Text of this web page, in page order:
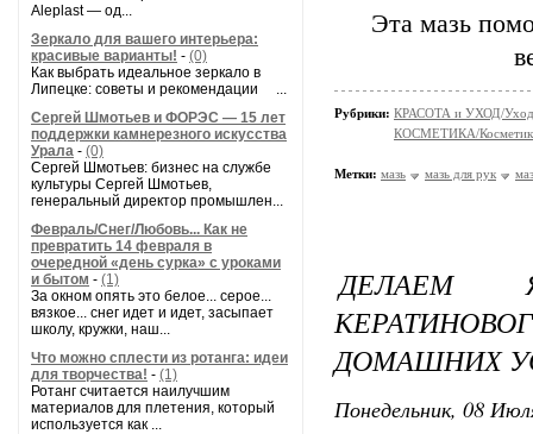
Aleplast — од...
Зеркало для вашего интерьера:
красивые варианты! - (0)
Как выбрать идеальное зеркало в
Липецке: советы и рекомендации ...
Сергей Шмотьев и ФОРЭС — 15 лет
поддержки камнерезного искусства
Урала - (0)
Сергей Шмотьев: бизнес на службе
культуры Сергей Шмотьев,
генеральный директор промышлен...
Февраль/Снег/Любовь... Как не
превратить 14 февраля в
очередной «день сурка» с уроками
и бытом - (1)
За окном опять это белое... серое...
вязкое... снег идет и идет, засыпает
школу, кружки, наш...
Что можно сплести из ротанга: идеи
для творчества! - (1)
Ротанг считается наилучшим
материалов для плетения, который
используется как ...
Эта мазь
Рубрики: КРАСОТА и УХОД/Уход
КОСМЕТИКА/
Метки: мазь мазь для рук
ДЕЛАЕМ
ДОМАШНИХ
Понедельник, 08